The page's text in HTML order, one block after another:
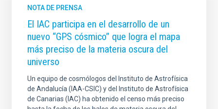
NOTA DE PRENSA
El IAC participa en el desarrollo de un
nuevo “GPS cósmico” que logra el mapa
más preciso de la materia oscura del
universo
Un equipo de cosmólogos del Instituto de Astrofísica
de Andalucía (IAA-CSIC) y del Instituto de Astrofísica
de Canarias (IAC) ha obtenido el censo más preciso